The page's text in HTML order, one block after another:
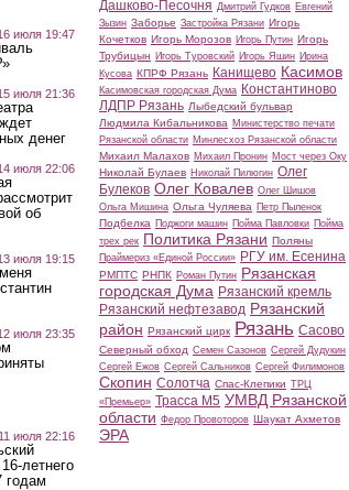
июля 19:47
июля 21:36
денег
июля 22:06
об
июля 19:15
июля 23:35
11 июля 22:16
летнего
годам
Дашково-Песочня Дмитрий Гудков Евгений
Зызин Заборье Застройка Рязани Игорь
Кочетков Игорь Морозов Игорь Путин Игорь
Трубицын Игорь Туровский Игорь Яшин Ирина
Кусова КПРФ Рязань Канищево Касимов
Касимовская городская Дума Константиново
ЛДПР Рязань Лыбедский бульвар
Людмила Кибальникова Министерство печати
Рязанской области Минлесхоз Рязанской области
Михаил Малахов Михаил Пронин Мост через Оку
Николай Булаев Николай Пилюгин Олег
Булеков Олег Ковалев Олег Шишов
Ольга Мишина Ольга Чуляева Петр Пыленок
Подбелка Поджоги машин Пойма Павловки Пойма
трех рек Политика Рязани Поляны
Праймериз «Единой России» РГУ им. Есенина
РМПТС РНПК Роман Путин Рязанская
городская Дума Рязанский кремль
Рязанский нефтезавод Рязанский
район Рязанский цирк Рязань Сасово
Северный обход Семен Сазонов Сергей Дудукин
Сергей Ежов Сергей Сальников Сергей Филимонов
Скопин Солотча Спас-Клепики ТРЦ
«Премьер» Трасса М5 УМВД Рязанской
области Федор Провоторов Шаукат Ахметов
ЭРА